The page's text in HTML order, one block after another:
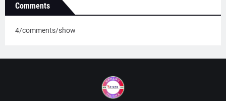
Comments
4/comments/show